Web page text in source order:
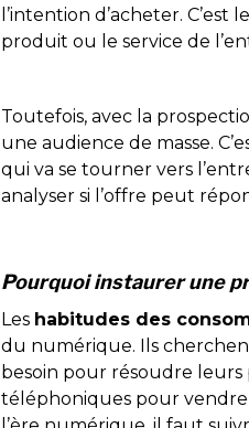
l’intention d’acheter.
produit ou le service de
Toutefois, avec la
une audience de masse.
qui va se tourner vers
analyser si l’offre peut
Pourquoi instaurer une
Les habitudes des
du numérique. Ils
besoin pour résoudre leurs
téléphoniques pour